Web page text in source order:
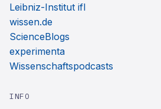
Leibniz-Institut ifl
wissen.de
ScienceBlogs
experimenta
Wissenschaftspodcasts
INFO